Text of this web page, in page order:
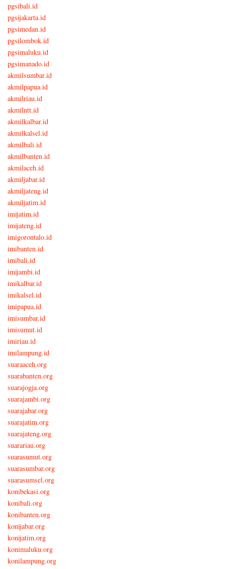
pgsibali.id
pgsijakarta.id
pgsimedan.id
pgsilombok.id
pgsimaluku.id
pgsimanado.id
akmilsumbar.id
akmilpapua.id
akmilriau.id
akmilntt.id
akmilkalbar.id
akmilkalsel.id
akmilbali.id
akmilbanten.id
akmilaceh.id
akmiljabar.id
akmiljateng.id
akmiljatim.id
imijatim.id
imijateng.id
imigorontalo.id
imibanten.id
imibali.id
imijambi.id
imikalbar.id
imikalsel.id
imipapua.id
imisumbar.id
imisumut.id
imiriau.id
imilampung.id
suaraaceh.org
suarabanten.org
suarajogja.org
suarajambi.org
suarajabar.org
suarajatim.org
suarajateng.org
suarariau.org
suarasumut.org
suarasumbar.org
suarasumsel.org
konibekasi.org
konibali.org
konibanten.org
konijabar.org
konijatim.org
konimaluku.org
konilampung.org